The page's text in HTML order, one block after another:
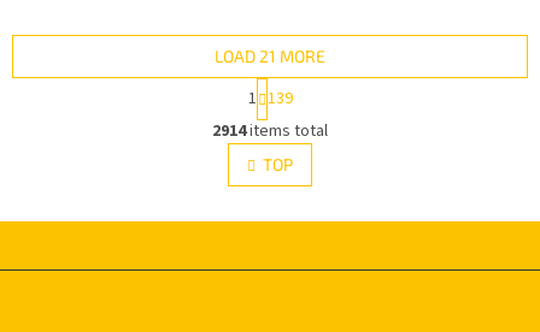
i
s
t
c
LOAD 21 MORE
a
g
i
n
a
n
1 139
2914items total
TOP